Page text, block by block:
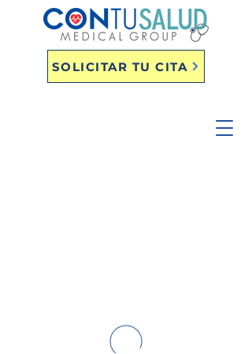
SOLICITAR TU CITA